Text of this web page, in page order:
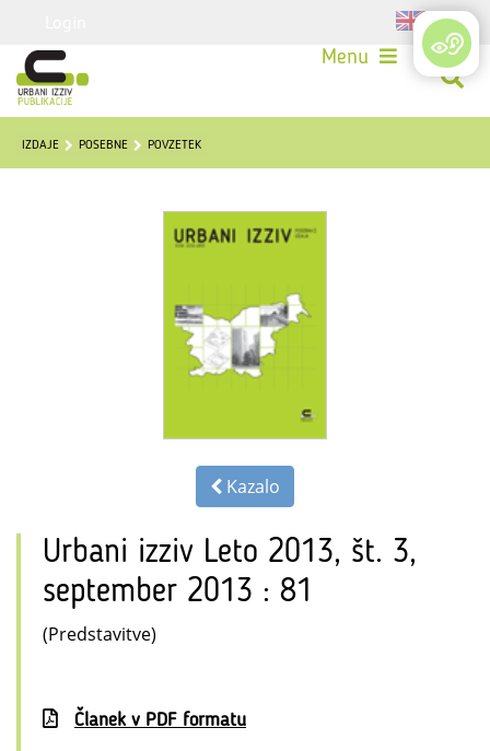
Menu
IZDAJE POSEBNE POVZETEK
Kazalo
Urbani izziv Leto 2013, št. 3,
september 2013 : 81
(Predstavitve)
Članek v PDF formatu